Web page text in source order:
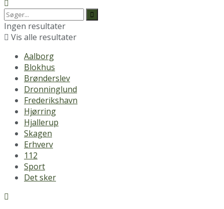
Ingen resultater
Vis alle resultater
Aalborg
Blokhus
Brønderslev
Dronninglund
Frederikshavn
Hjørring
Hjallerup
Skagen
Erhverv
112
Sport
Det sker